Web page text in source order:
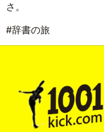
さ。
#辞書の旅